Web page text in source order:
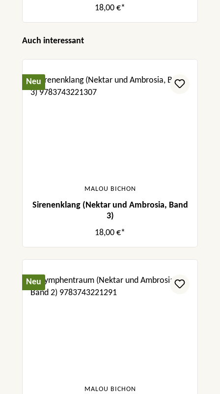
18,00 €*
Produktgalerie überspringen
Auch interessant
Neu
MALOU BICHON
Sirenenklang (Nektar und Ambrosia, Band
3)
18,00 €*
Neu
MALOU BICHON